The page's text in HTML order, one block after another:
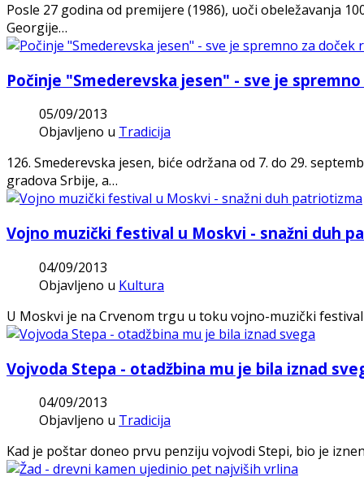
Posle 27 godina od premijere (1986), uoči obeležavanja
Georgije…
Počinje "Smederevska jesen" - sve je
05/09/2013
Objavljeno u Tradicija
126. Smederevska jesen, biće održana od 7. do 29.
gradova Srbije, a…
Vojno muzički festival u Moskvi - snažni duh
04/09/2013
Objavljeno u Kultura
U Moskvi je na Crvenom trgu u toku vojno-muzički
Vojvoda Stepa - otadžbina mu je bila iznad
04/09/2013
Objavljeno u Tradicija
Kad je poštar doneo prvu penziju vojvodi Stepi, bio je